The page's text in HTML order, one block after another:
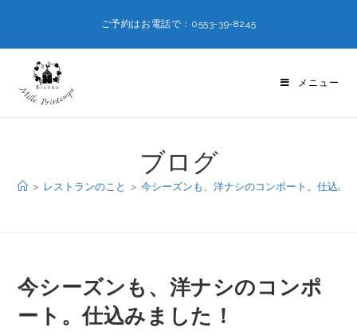
ご予約はお電話で：0553-39-8245
メニュー
ブログ
> レストランのこと > 今シーズンも、洋ナシのコンポート。仕込み
今シーズンも、洋ナシのコンポ
ート。仕込みました！